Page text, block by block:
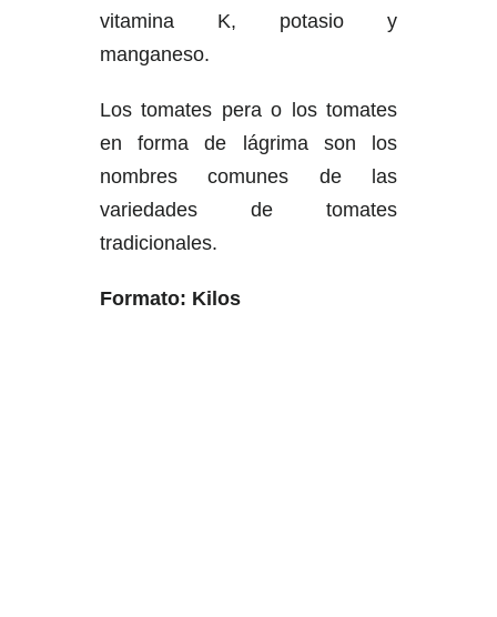
vitamina K, potasio y
manganeso.
Los tomates pera o los tomates
en forma de lágrima son los
nombres comunes de las
variedades de tomates
tradicionales.
Formato: Kilos